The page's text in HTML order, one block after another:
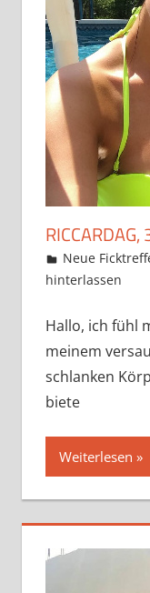
Mai 22, 2019
admino
Neue
hinterlassen
Hallo, ich fühl
meinem
schlanken
biete
Weiterlesen